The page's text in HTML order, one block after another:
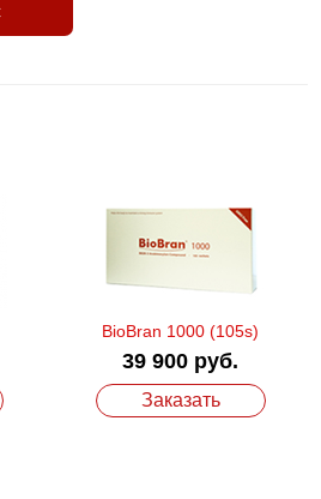
BioBran 1000 (105s)
39 900 руб.
Заказать